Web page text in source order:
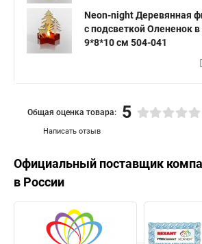
Neon-night Деревянная
с подсветкой Олененок в
9*8*10 см 504-041
Написать отзыв
Общая оценка товара: 5
Официальный поставщик
в России